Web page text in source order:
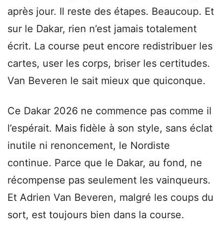
après jour. Il reste des étapes. Beaucoup. Et
sur le Dakar, rien n’est jamais totalement
écrit. La course peut encore redistribuer les
cartes, user les corps, briser les certitudes.
Van Beveren le sait mieux que quiconque.
Ce Dakar 2026 ne commence pas comme il
l’espérait. Mais fidèle à son style, sans éclat
inutile ni renoncement, le Nordiste
continue. Parce que le Dakar, au fond, ne
récompense pas seulement les vainqueurs.
Et Adrien Van Beveren, malgré les coups du
sort, est toujours bien dans la course.